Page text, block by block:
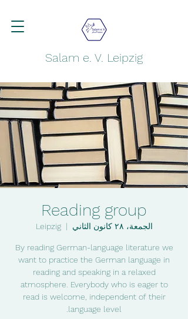
Salam e. V. Leipzig
Reading group
الجمعة، ٢٨ كانون الثاني
  |
Leipzig
By reading German-language literature we
want to practice the German language in
reading and speaking in a relaxed
atmosphere. Everybody who is eager to
read is welcome, independent of their
language level.